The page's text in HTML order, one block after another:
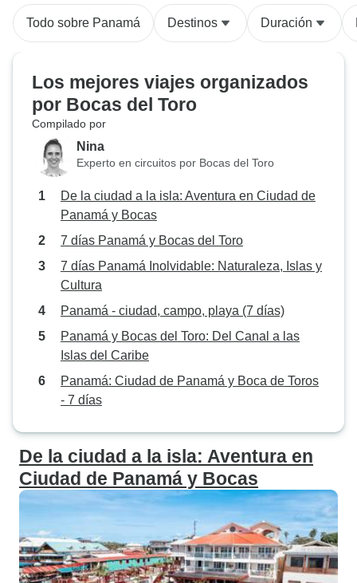
Todo sobre Panamá Destinos Duración
Los mejores viajes organizados
por Bocas del Toro
Compilado por
Nina
Experto en circuitos por Bocas del Toro
De la ciudad a la isla: Aventura en Ciudad de
Panamá y Bocas
7 días Panamá y Bocas del Toro
7 días Panamá Inolvidable: Naturaleza, Islas y
Cultura
Panamá - ciudad, campo, playa (7 días)
Panamá y Bocas del Toro: Del Canal a las
Islas del Caribe
Panamá: Ciudad de Panamá y Boca de Toros
- 7 días
De la ciudad a la isla: Aventura en
Ciudad de Panamá y Bocas